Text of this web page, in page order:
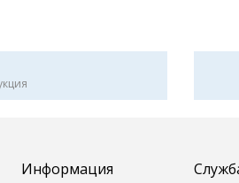
Информация